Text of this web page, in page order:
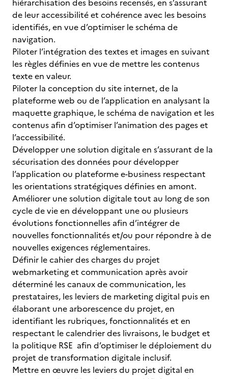
hiérarchisation des besoins recensés, en s’assurant
de leur accessibilité et cohérence avec les besoins
identifiés, en vue d’optimiser le schéma de
navigation.
Piloter l’intégration des textes et images en suivant
les règles définies en vue de mettre les contenus
texte en valeur.
Piloter la conception du site internet, de la
plateforme web ou de l’application en analysant la
maquette graphique, le schéma de navigation et les
contenus afin d’optimiser l’animation des pages et
l’accessibilité.
Développer une solution digitale en s’assurant de la
sécurisation des données pour développer
l’application ou plateforme e-business respectant
les orientations stratégiques définies en amont.
Améliorer une solution digitale tout au long de son
cycle de vie en développant une ou plusieurs
évolutions fonctionnelles afin d’intégrer de
nouvelles fonctionnalités et/ou pour répondre à de
nouvelles exigences réglementaires.
Définir le cahier des charges du projet
webmarketing et communication après avoir
déterminé les canaux de communication, les
prestataires, les leviers de marketing digital puis en
élaborant une arborescence du projet, en
identifiant les rubriques, fonctionnalités et en
respectant le calendrier des livraisons, le budget et
la politique RSE afin d’optimiser le déploiement du
projet de transformation digitale inclusif.
Mettre en œuvre les leviers du projet digital en